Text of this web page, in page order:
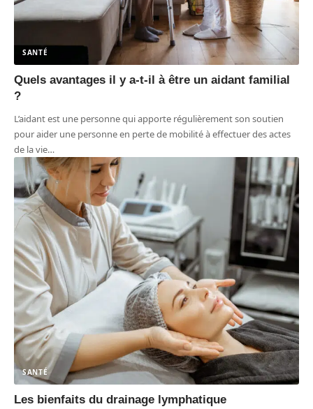
SANTÉ
Quels avantages il y a-t-il à être un aidant familial
?
L’aidant est une personne qui apporte régulièrement son soutien
pour aider une personne en perte de mobilité à effectuer des actes
de la vie…
SANTÉ
Les bienfaits du drainage lymphatique